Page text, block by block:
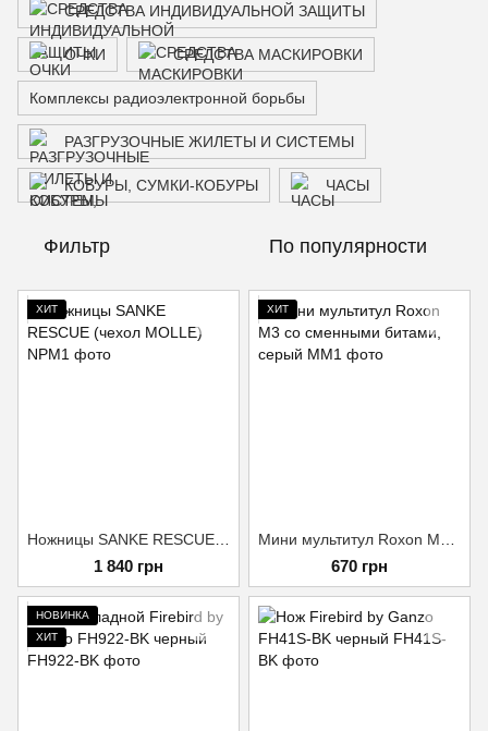
СРЕДСТВА ИНДИВИДУАЛЬНОЙ ЗАЩИТЫ
ОЧКИ СРЕДСТВА МАСКИРОВКИ
Комплексы радиоэлектронной борьбы
РАЗГРУЗОЧНЫЕ ЖИЛЕТЫ И СИСТЕМЫ
КОБУРЫ, СУМКИ-КОБУРЫ ЧАСЫ
Фильтр По популярности
ХИТ
1 840 грн
ХИТ
670 грн
НОВИНКА
ХИТ